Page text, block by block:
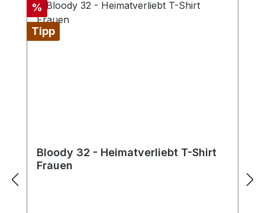
Rabatt
%
Tipp
Bloody 32 - Heimatverliebt T-Shirt
Frauen